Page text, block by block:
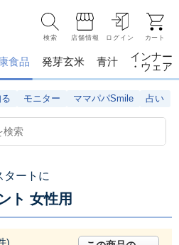
検索 店舗情報 ログイン カート
食品 発芽玄米 青汁
インナー
・ウェア
モニター ママパパSmile 占い
タートに
ト 女性用
)